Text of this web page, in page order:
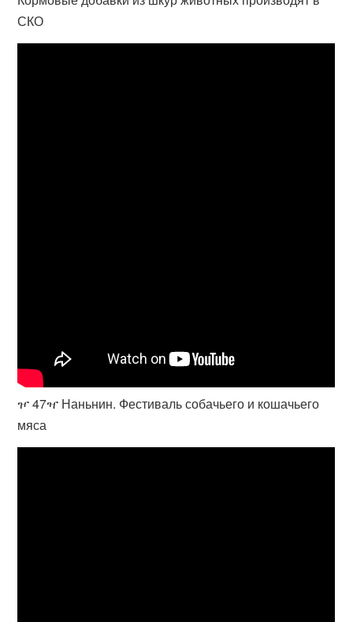
СКО
ዦ 47ዣ Наньнин. Фестиваль собачьего и кошачьего
мяса